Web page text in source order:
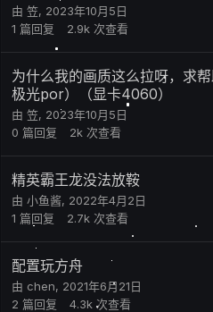
由 笠, 2023年10月5日
1 篇回复 2.9k 次查看
为什么我的画质这么拉呀，求
极光por）（显卡4060）
由 笠, 2023年10月5日
0 篇回复 2k 次查看
精英霸王龙没法放鞍
由 小鱼酱, 2022年4月2日
1 篇回复 2.7k 次查看
配置玩方舟
由 chen, 2021年6月21日
2 篇回复 4.3k 次查看